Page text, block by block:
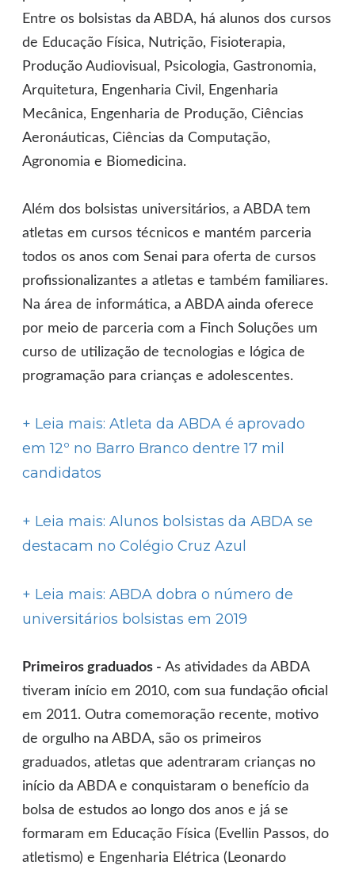
Entre os bolsistas da ABDA, há alunos dos cursos
de Educação Física, Nutrição, Fisioterapia,
Produção Audiovisual, Psicologia, Gastronomia,
Arquitetura, Engenharia Civil, Engenharia
Mecânica, Engenharia de Produção, Ciências
Aeronáuticas, Ciências da Computação,
Agronomia e Biomedicina.
Além dos bolsistas universitários, a ABDA tem
atletas em cursos técnicos e mantém parceria
todos os anos com Senai para oferta de cursos
profissionalizantes a atletas e também familiares.
Na área de informática, a ABDA ainda oferece
por meio de parceria com a Finch Soluções um
curso de utilização de tecnologias e lógica de
programação para crianças e adolescentes.
+ Leia mais: Atleta da ABDA é aprovado
em 12º no Barro Branco dentre 17 mil
candidatos
+ Leia mais: Alunos bolsistas da ABDA se
destacam no Colégio Cruz Azul
+ Leia mais: ABDA dobra o número de
universitários bolsistas em 2019
Primeiros graduados - As atividades da ABDA
tiveram início em 2010, com sua fundação oficial
em 2011. Outra comemoração recente, motivo
de orgulho na ABDA, são os primeiros
graduados, atletas que adentraram crianças no
início da ABDA e conquistaram o benefício da
bolsa de estudos ao longo dos anos e já se
formaram em Educação Física (Evellin Passos, do
atletismo) e Engenharia Elétrica (Leonardo